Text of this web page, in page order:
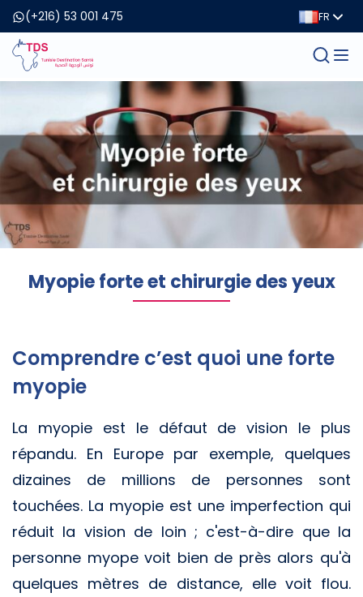
(+216) 53 001 475 FR
Myopie forte et chirurgie des yeux
Comprendre c’est quoi une forte
myopie
La myopie est le défaut de vision le plus
répandu. En Europe par exemple, quelques
dizaines de millions de personnes sont
touchées. La myopie est une imperfection qui
réduit la vision de loin ; c'est-à-dire que la
personne myope voit bien de près alors qu'à
quelques mètres de distance, elle voit flou.